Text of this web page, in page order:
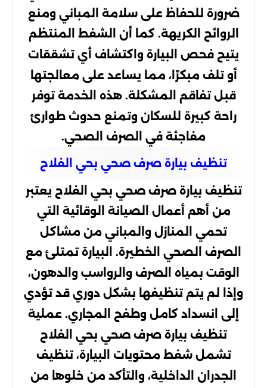
ضرورة للحفاظ على سلامة المباني ومنع
الروائح الكريهة. كما أن الشفط المنتظم
يتيح فحص البيارة واكتشاف أي تشققات
أو تلف مبكرًا، مما يساعد على معالجتها
قبل تفاقم المشكلة. هذه الخدمة توفر
راحة كبيرة للسكان وتمنع حدوث طوارئ
مفاجئة في الصرف الصحي.
تنظيف بيارة صرف صحي بحي الفلاح
تنظيف بيارة صرف صحي بحي الفلاح يعتبر
من أهم أعمال الصيانة الوقائية التي
تحمي المنازل والمباني من مشاكل
الصرف الصحي الخطيرة. البيارة تمتلئ مع
الوقت بمياه الصرف والرواسب والدهون،
وإذا لم يتم تنظيفها بشكل دوري قد تؤدي
إلى انسداد كامل وطفح المجاري. عملية
تنظيف بيارة صرف صحي بحي الفلاح
تشمل شفط محتويات البيارة، تنظيف
الجدران الداخلية، والتأكد من خلوها من